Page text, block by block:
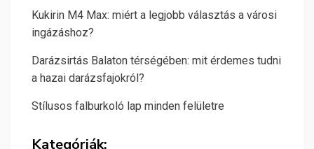
Kukirin M4 Max: miért a legjobb választás a városi
ingázáshoz?
Darázsirtás Balaton térségében: mit érdemes tudni
a hazai darázsfajokról?
Stílusos falburkoló lap minden felületre
Kategóriák: